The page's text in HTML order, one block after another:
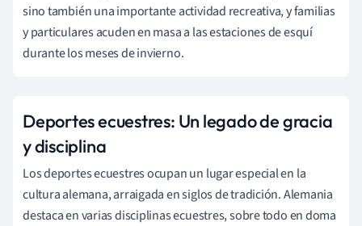
sino también una importante actividad recreativa, y familias
y particulares acuden en masa a las estaciones de esquí
durante los meses de invierno.
Deportes ecuestres: Un legado de gracia
y disciplina
Los deportes ecuestres ocupan un lugar especial en la
cultura alemana, arraigada en siglos de tradición. Alemania
destaca en varias disciplinas ecuestres, sobre todo en doma